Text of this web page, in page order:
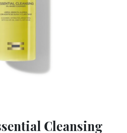
Cleansing